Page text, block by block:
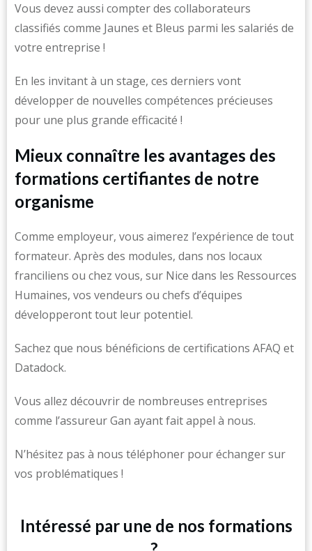
Vous devez aussi compter des collaborateurs
classifiés comme Jaunes et Bleus parmi les salariés de
votre entreprise !
En les invitant à un stage, ces derniers vont
développer de nouvelles compétences précieuses
pour une plus grande efficacité !
Mieux connaître les avantages des
formations certifiantes de notre
organisme
Comme employeur, vous aimerez l’expérience de tout
formateur. Après des modules, dans nos locaux
franciliens ou chez vous, sur Nice dans les Ressources
Humaines, vos vendeurs ou chefs d’équipes
développeront tout leur potentiel.
Sachez que nous bénéficions de certifications AFAQ et
Datadock.
Vous allez découvrir de nombreuses entreprises
comme l’assureur Gan ayant fait appel à nous.
N’hésitez pas à nous téléphoner pour échanger sur
vos problématiques !
Intéressé par une de nos formations